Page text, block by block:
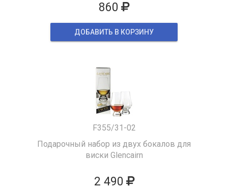
860
ДОБАВИТЬ В КОРЗИНУ
F355/31-02
Подарочный набор из двух бокалов для
виски Glencairn
2 490